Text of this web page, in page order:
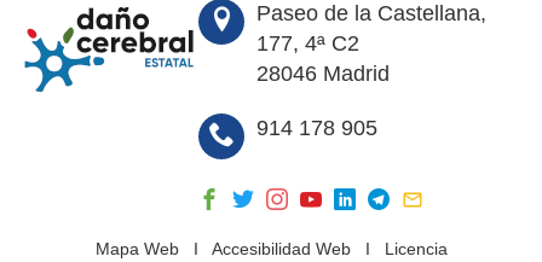
Paseo de la Castellana,
177, 4ª C2
28046 Madrid
914 178 905
Mapa WebI Accesibilidad WebI Licencia